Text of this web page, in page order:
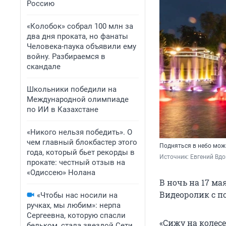
Россию
«Колобок» собрал 100 млн за
два дня проката, но фанаты
Человека-паука объявили ему
войну. Разбираемся в
скандале
Школьники победили на
Международной олимпиаде
по ИИ в Казахстане
«Никого нельзя победить». О
чем главный блокбастер этого
года, который бьет рекорды в
прокате: честный отзыв на
«Одиссею» Нолана
«Чтобы нас носили на
ручках, мы любим»: нерпа
Сергеевна, которую спасли
Подняться в небо
Источник: Евгений
В ночь на 17
Видеоролик с
«Сижу на